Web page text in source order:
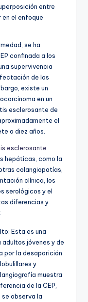
entre
el enfoque
se ha
confinada a los
supervivencia
de los
existe un
en un
esclerosante de
el
a diez años.
esclerosante
hepáticas, como la
colangiopatías,
clínica, los
serológicos y el
diferencias y
Esta es una
jóvenes y de
por la desaparición
y
muestra
de la CEP,
observa la